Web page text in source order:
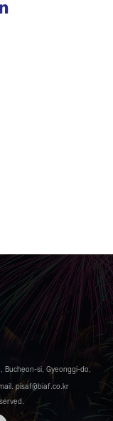
si, Gyeonggi-do,
pisaf@biaf.co.kr